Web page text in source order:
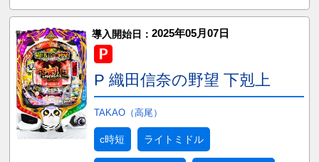
導入開始日： 2025年05月07日
P 織田信奈の野望 下剋上
TAKAO（高尾）
c時短 ライトミドル